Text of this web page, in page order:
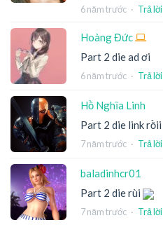
6 năm trước · Trả lời
Hoàng Đức
Part 2 die ad ơi
6 năm trước · Trả lời
Hồ Nghĩa Linh
Part 2 die link rồii
7 năm trước · Trả lời
baladinhcr01
Part 2 die rùi
7 năm trước · Trả lời